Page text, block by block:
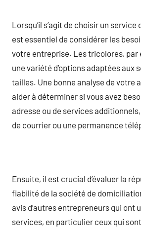
Lorsqu’il s’agit de choisir un
est essentiel de considérer les
votre entreprise. Les tricolores,
une variété d’options adaptées aux
tailles. Une bonne analyse de votre
aider à déterminer si vous avez
adresse ou de services
de courrier ou une permanence
Ensuite, il est crucial d’évaluer la
fiabilité de la société de
avis d’autres entrepreneurs qui ont
services, en particulier ceux qui